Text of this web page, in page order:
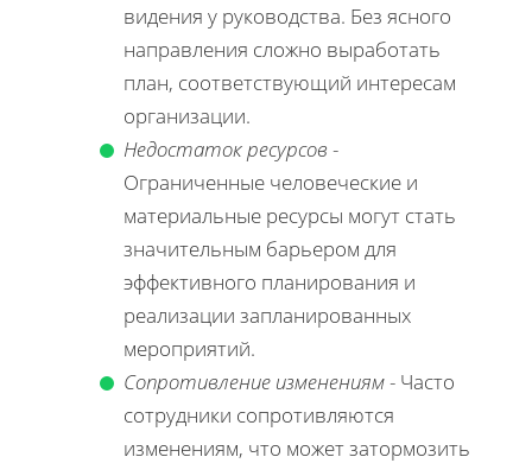
видения у руководства. Без ясного
направления сложно выработать
план, соответствующий интересам
организации.
Недостаток ресурсов -
Ограниченные человеческие и
материальные ресурсы могут стать
значительным барьером для
эффективного планирования и
реализации запланированных
мероприятий.
Сопротивление изменениям- Часто
сотрудники сопротивляются
изменениям, что может затормозить